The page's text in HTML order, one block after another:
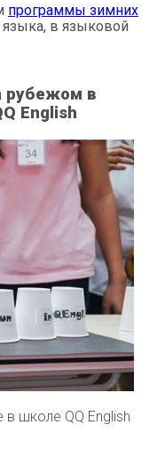
программы зимних
языка, в языковой
рубежом в
English
в школе QQ English